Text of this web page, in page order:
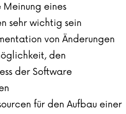
eines
sehr wichtig sein
von Änderungen
den
der Software
für den Aufbau einer